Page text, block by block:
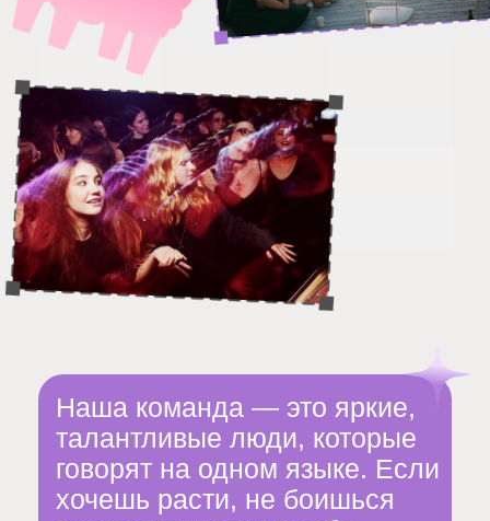
клиент
Я согласенс политикой в отношении обработки
Нажимая на кнопку, я даю своё согласие на обработку
персональных данных